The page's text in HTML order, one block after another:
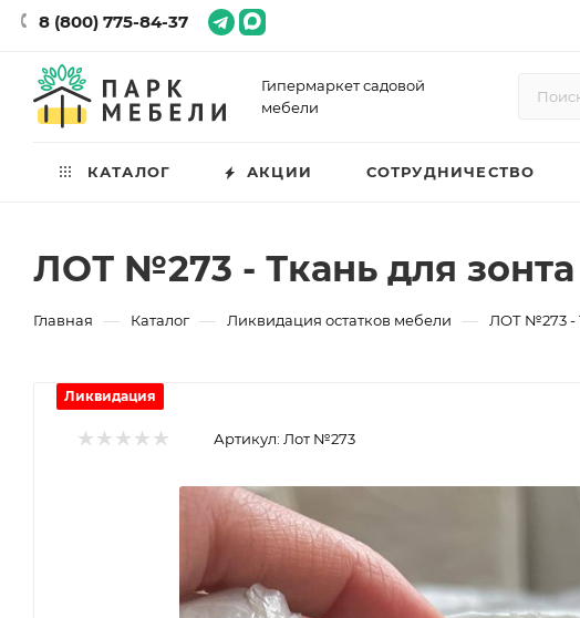
8 (800) 775-84-37
Гипермаркет садовой
мебели
КАТАЛОГ АКЦИИ СОТРУДНИЧЕСТВО
ЛОТ №273 - Ткань для
Главная — Каталог — Ликвидация остатков мебели — ЛОТ №273 -
Ликвидация
Артикул: Лот №273